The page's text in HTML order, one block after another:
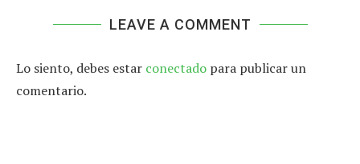
LEAVE A COMMENT
Lo siento, debes estar conectado para publicar un
comentario.